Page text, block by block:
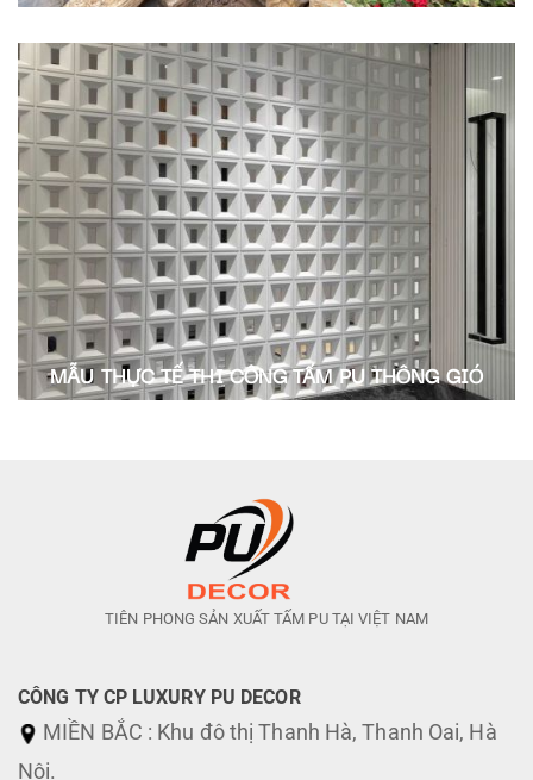
MẪU THỰC TẾ THI CÔNG TẤM PU THÔNG GIÓ
TIÊN PHONG SẢN XUẤT TẤM PU TẠI VIỆT NAM
CÔNG TY CP LUXURY PU DECOR
MIỀN BẮC : Khu đô thị Thanh Hà, Thanh Oai, Hà
Nội.